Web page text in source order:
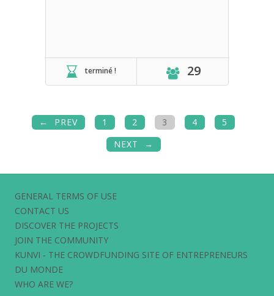
terminé ! 29
PREV 1 2 3 4
5
NEXT
GENERAL TERMS OF USE
CONTACT US
DISCOVER THE PROJECTS
JOIN THE COMMUNITY
KUNVI - THE CROWDFUNDING SITE OF ENTREPRENEURS
DU MONDE
WHO ARE WE?